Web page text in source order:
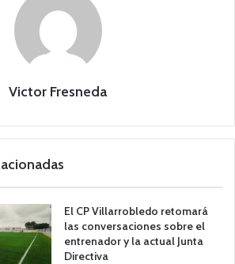
Victor Fresneda
El CP Villarrobledo retomará
las conversaciones sobre el
entrenador y la actual Junta
Directiva